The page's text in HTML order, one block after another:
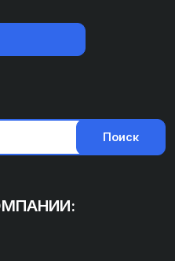
Поиск